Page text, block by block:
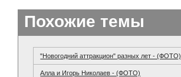
Похожие темы
"Новогодний аттракцион" разных лет - (ФОТО)
Алла и Игорь Николаев - (ФОТО)